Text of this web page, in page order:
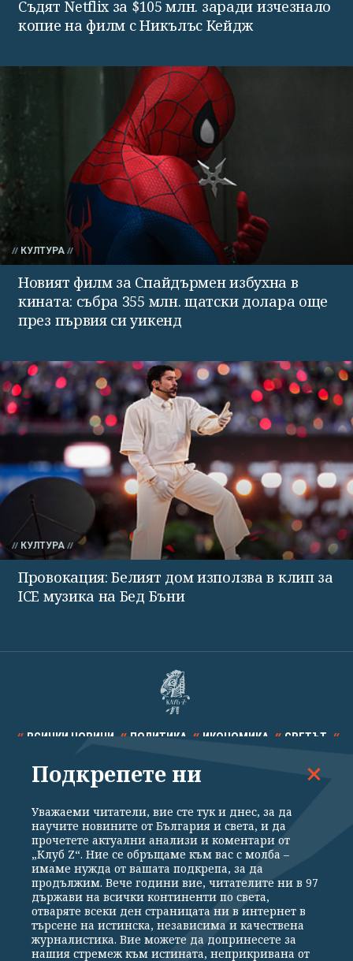
Съдят Netflix за $105 млн. заради изчезнало
копие на филм с Никълъс Кейдж
КУЛТУРА
Новият филм за Спайдърмен избухна в
кината: събра 355 млн. щатски долара още
през първия си уикенд
КУЛТУРА
Провокация: Белият дом използва в клип за
ICE музика на Бед Бъни
ВСИЧКИ НОВИНИ ПОЛИТИКА ИКОНОМИКА СВЕТЪТ
СПОРТ КУЛТУРА ТЕХНОЛОГИИ КАЛЕЙДОСКОП
Общи условия
Политика за поверителност
Реклама
Партньори Контакти
За Клуб Z
Екип
Подкрепете ни
Подкрепете ни
Уважаеми читатели, вие сте тук и днес, за да
научите новините от България и света, и да
прочетете актуални анализи и коментари от
„Клуб Z“. Ние се обръщаме към вас с молба –
имаме нужда от вашата подкрепа, за да
продължим. Вече години вие, читателите ни в 97
държави на всички континенти по света,
отваряте всеки ден страницата ни в интернет в
търсене на истинска, независима и качествена
журналистика. Вие можете да допринесете за
нашия стремеж към истината, неприкривана от